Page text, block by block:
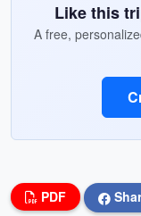
Like this
A free,
PDF